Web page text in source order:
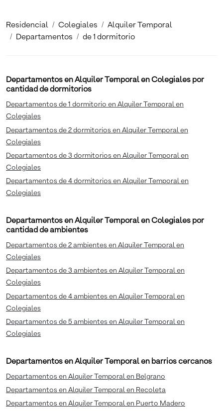
Residencial Colegiales
Alquiler Temporal
Departamentos
de 1 dormitorio
Departamentos en Alquiler Temporal en Colegiales por
cantidad de dormitorios
Departamentos de 1 dormitorio en Alquiler Temporal en
Colegiales
Departamentos de 2 dormitorios en Alquiler Temporal en
Colegiales
Departamentos de 3 dormitorios en Alquiler Temporal en
Colegiales
Departamentos de 4 dormitorios en Alquiler Temporal en
Colegiales
Departamentos en Alquiler Temporal en Colegiales por
cantidad de ambientes
Departamentos de 2 ambientes en Alquiler Temporal en
Colegiales
Departamentos de 3 ambientes en Alquiler Temporal en
Colegiales
Departamentos de 4 ambientes en Alquiler Temporal en
Colegiales
Departamentos de 5 ambientes en Alquiler Temporal en
Colegiales
Departamentos en Alquiler Temporal en barrios cercanos
Departamentos en Alquiler Temporal en Belgrano
Departamentos en Alquiler Temporal en Recoleta
Departamentos en Alquiler Temporal en Puerto Madero